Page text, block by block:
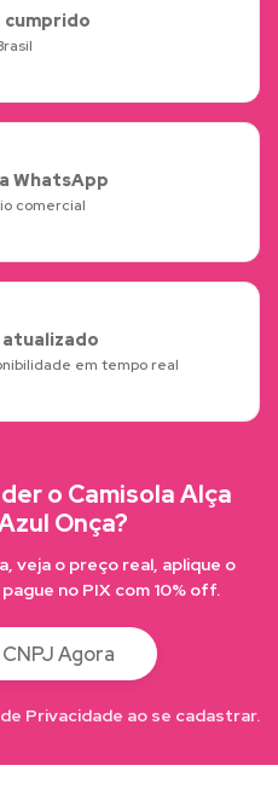
WhatsApp
comercial
em tempo real
o Camisola Alça
Onça?
veja o preço real, aplique o
no PIX com 10% off.
Agora
Privacidade ao se cadastrar.